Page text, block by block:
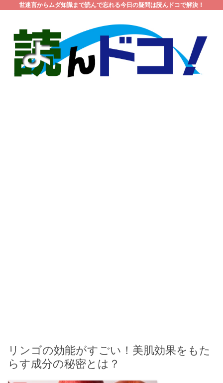
世迷言からムダ知識まで読んで忘れる今日の疑問は読んドコで解決！
リンゴの効能がすごい！美肌効果をもた
らす成分の秘密とは？